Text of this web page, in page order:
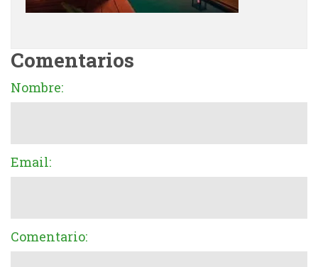
Comentarios
Nombre:
Email:
Comentario: